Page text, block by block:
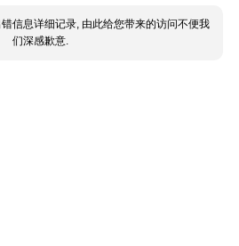
信息详细记录, 由此给您带来的访问不便我
们深感歉意.